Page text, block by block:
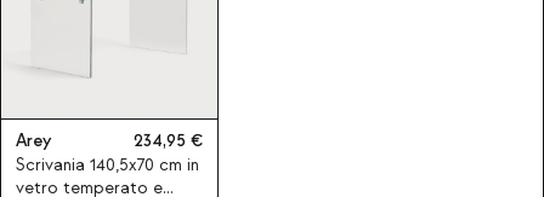
Arey
234,95
Scrivania 140,5x70 cm in
vetro temperato e